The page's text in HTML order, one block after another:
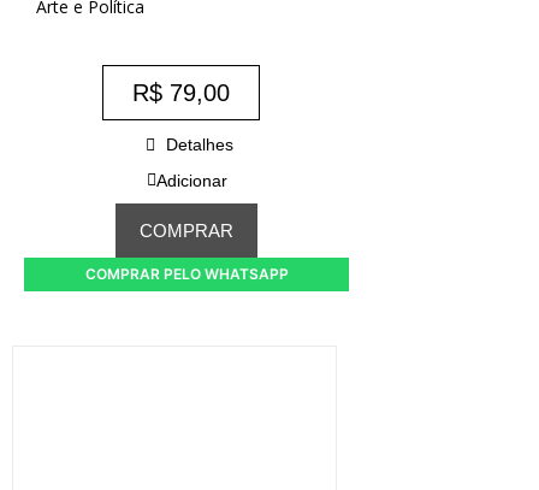
Arte e Política
R$79,00
Detalhes
Adicionar
COMPRAR
COMPRAR PELO WHATSAPP